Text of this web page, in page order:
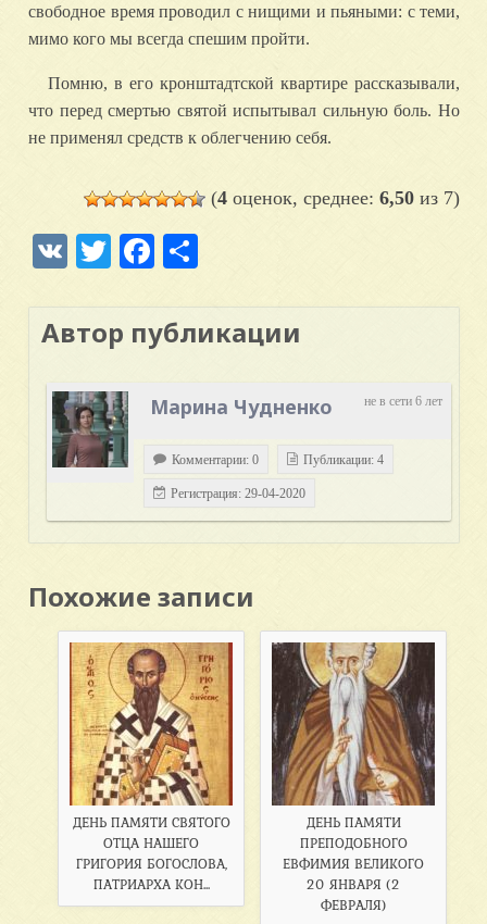
свободное время проводил с нищими и пьяными: с теми,
мимо кого мы всегда спешим пройти.
Помню, в его кронштадтской квартире рассказывали,
что перед смертью святой испытывал сильную боль. Но
не применял средств к облегчению себя.
(4 оценок, среднее: 6,50 из 7)
VK TwitterFacebook
Автор публикации
не в сети 6 лет
Марина Чудненко
Комментарии: 0 Публикации: 4
Регистрация: 29-04-2020
Похожие записи
ДЕНЬ ПАМЯТИ СВЯТОГО
ОТЦА НАШЕГО
ГРИГОРИЯ БОГОСЛОВА,
ПАТРИАРХА КОН...
ДЕНЬ ПАМЯТИ
ПРЕПОДОБНОГО
ЕВФИМИЯ ВЕЛИКОГО
20 ЯНВАРЯ (2
ФЕВРАЛЯ)